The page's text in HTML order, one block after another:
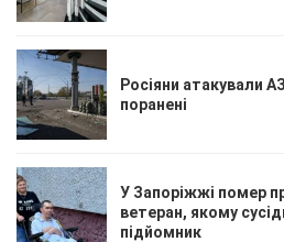
Росіяни атакували
поранені
У Запоріжжі помер
ветеран, якому
підйомник